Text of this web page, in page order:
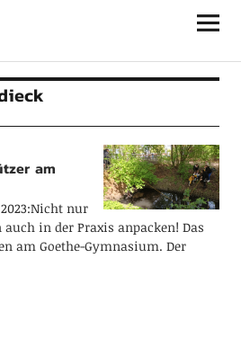
Hamburg
am
nur
in der Praxis anpacken! Das
am Goethe-Gymnasium. Der